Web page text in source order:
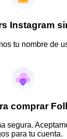
Instagram
tu nombre de
comprar
para tu cuenta.